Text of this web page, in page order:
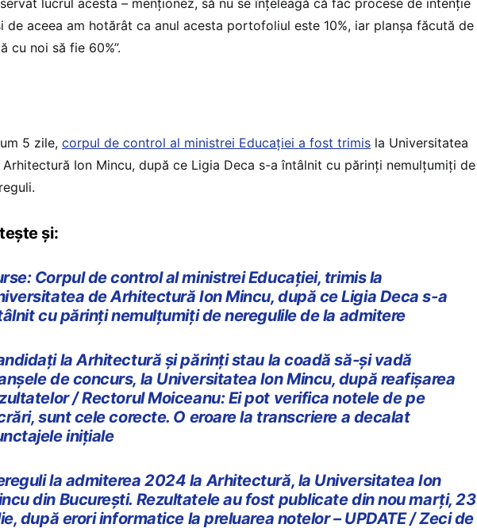
lucrul acesta – menționez, să nu se înțeleagă că fac procese de intenție
de aceea am hotărât ca anul acesta portofoliul este 10%, iar planșa făcută de
cu noi să fie 60%”.
5 zile, corpul de control al ministrei Educației a fost trimis la Universitatea
Arhitectură Ion Mincu, după ce Ligia Deca s-a întâlnit cu părinți nemulțumiți de
și:
Corpul de control al ministrei Educației, trimis la
de Arhitectură Ion Mincu, după ce Ligia Deca s-a
cu părinți nemulțumiți de neregulile de la admitere
la Arhitectură și părinți stau la coadă să-și vadă
de concurs, la Universitatea Ion Mincu, după reafișarea
/ Rectorul Moiceanu: Ei pot verifica notele de pe
sunt cele corecte. O eroare la transcriere a decalat
inițiale
la admiterea 2024 la Arhitectură, la Universitatea Ion
din București. Rezultatele au fost publicate din nou marți, 23
după erori informatice la preluarea notelor – UPDATE / Zeci de